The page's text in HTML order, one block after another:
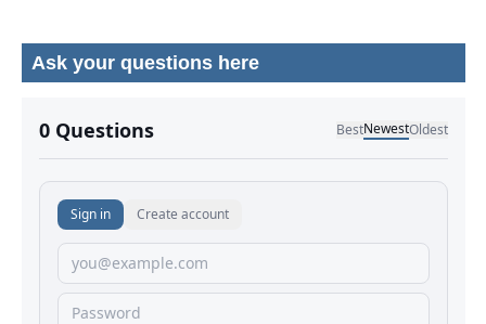
Ask your questions here
No comments yet.